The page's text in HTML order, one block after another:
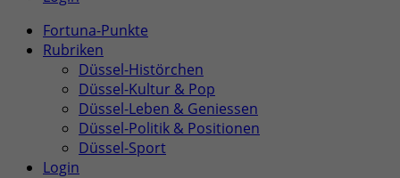
Fortuna-Punkte
Rubriken
Düssel-Histörchen
Düssel-Kultur & Pop
Düssel-Leben & Geniessen
Düssel-Politik & Positionen
Düssel-Sport
Login